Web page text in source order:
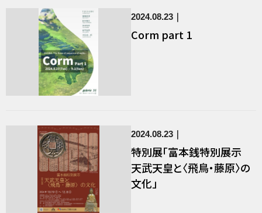
2024.08.23
Corm part 1
2024.08.23
特別展「富本銭特別展示
天武天皇と〈飛鳥・藤原〉の
文化」